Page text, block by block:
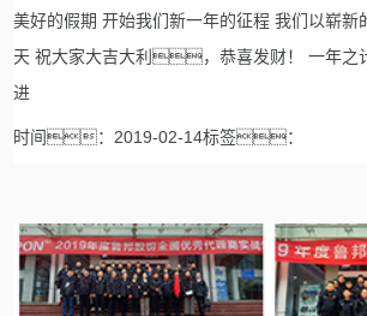
美好的假期 开始我们新一年的征程 我们以崭新
天 祝大家大吉大利，恭喜发财！ 一年之
进
时间：2019-02-14标签：